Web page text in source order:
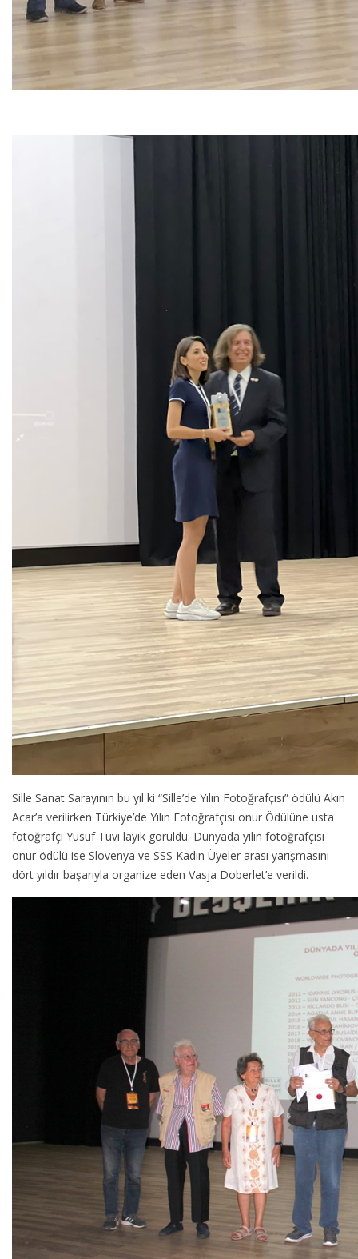
Sille Sanat Sarayının bu yıl ki “Sille’de Yılın Fotoğrafçısı” ödülü Akın
Acar’a verilirken Türkiye’de Yılın Fotoğrafçısı onur Ödülüne usta
fotoğrafçı Yusuf Tuvi layık görüldü. Dünyada yılın fotoğrafçısı
onur ödülü ise Slovenya ve SSS Kadın Üyeler arası yarışmasını
dört yıldır başarıyla organize eden Vasja Doberlet’e verildi.